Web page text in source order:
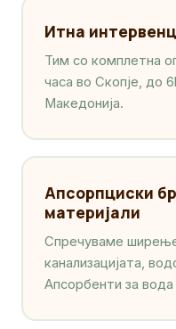
Итна
Тим со комплетна
часа во Скопје, до
Македонија.
Апсорпциски
материјали
Спречуваме
канализацијата,
Апсорбенти за вода